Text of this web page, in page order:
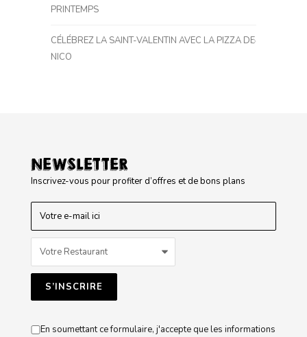
PRINTEMPS
CÉLÉBREZ LA SAINT-VALENTIN AVEC LA PIZZA DE
NICO
NEWSLETTER
Inscrivez-vous pour profiter d’offres et de bons plans
En soumettant ce formulaire, j'accepte que les informations